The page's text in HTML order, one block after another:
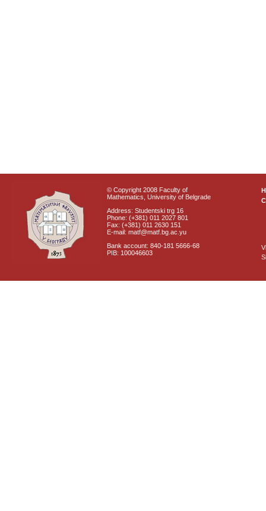
© Copyright 2008 Faculty of
Mathematics, University of Belgrade
Address: Studentski trg 16
Phone: (+381) 011 2027 801
Fax: (+381) 011 2630 151
E-mail: matf@matf.bg.ac.yu
Bank account: 840-181 5666-68
PIB: 100046603